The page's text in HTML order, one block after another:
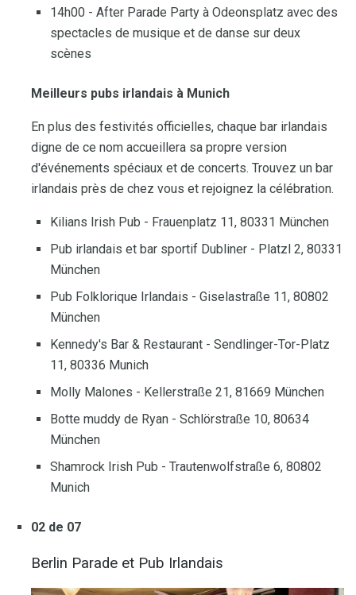
14h00 - After Parade Party à Odeonsplatz avec des
spectacles de musique et de danse sur deux
scènes
Meilleurs pubs irlandais à Munich
En plus des festivités officielles, chaque bar irlandais
digne de ce nom accueillera sa propre version
d'événements spéciaux et de concerts. Trouvez un bar
irlandais près de chez vous et rejoignez la célébration.
Kilians Irish Pub - Frauenplatz 11, 80331 München
Pub irlandais et bar sportif Dubliner - Platzl 2, 80331
München
Pub Folklorique Irlandais - Giselastraße 11, 80802
München
Kennedy's Bar & Restaurant - Sendlinger-Tor-Platz
11, 80336 Munich
Molly Malones - Kellerstraße 21, 81669 München
Botte muddy de Ryan - Schlörstraße 10, 80634
München
Shamrock Irish Pub - Trautenwolfstraße 6, 80802
Munich
02 de 07
Berlin Parade et Pub Irlandais